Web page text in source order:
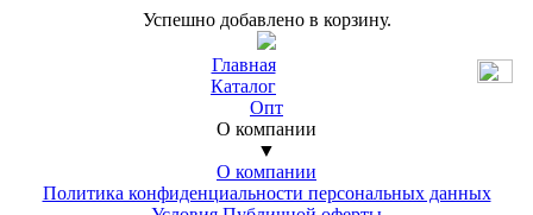
Успешно добавлено в корзину.
Главная
Каталог
Опт
О компании
▼
О компании
Политика конфиденциальности персональных данных